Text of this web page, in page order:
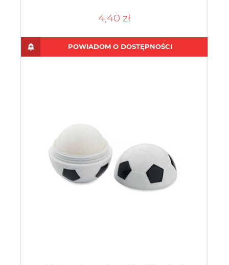
4,40 zł
POWIADOM O DOSTĘPNOŚCI